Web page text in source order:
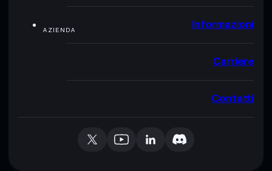
AZIENDA Informazioni
Carriere
Contatti